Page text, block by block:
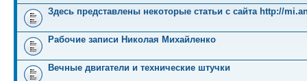
Здесь представлены некоторые статьи с сайта http://
Рабочие записи Николая Михайленко
Вечные двигатели и технические штучки